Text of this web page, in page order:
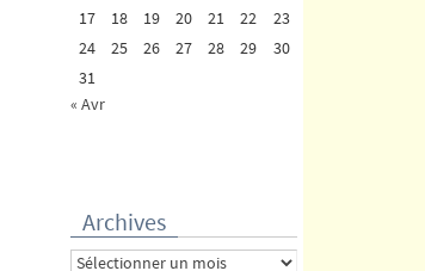
17
18 19 20 21 22
23
24
25 26 27 28 29
30
31
« Avr
Archives
Archives